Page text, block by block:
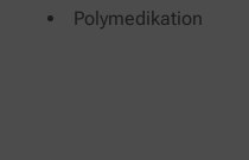
Polymedikation